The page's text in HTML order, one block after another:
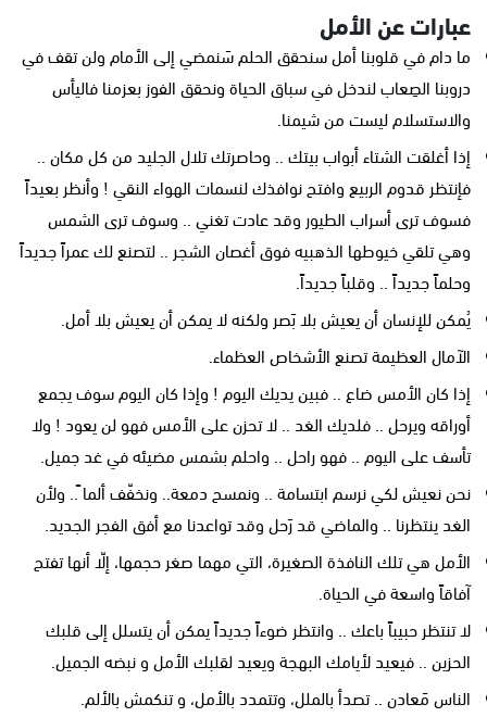
عبارات عن الأمل
ما دام في قلوبنا أمل سنحقق الحلم سَنمضي إلى الأمام ولن تقف في
دروبنا الصِعاب لندخل في سباق الحياة ونحقق الفوز بعزمنا فاليأس
والاستسلام ليست من شيمنا.
إذا أغلقت الشتاء أبواب بيتك .. وحاصرتك تلال الجليد من كل مكان ..
فإنتظر قدوم الربيع وافتح نوافذك لنسمات الهواء النقي ! وأنظر بعيداً
فسوف ترى أسراب الطيور وقد عادت تغني .. وسوف ترى الشمس
وهي تلقي خيوطها الذهبيه فوق أغصان الشجر .. لتصنع لك عمراً جديداً
وحلماً جديداً .. وقلباً جديداً.
يُمكن للإنسان أن يعيش بلا بَصر ولكنه لا يمكن أن يعيش بلا أمل.
الآمال العظيمة تصنع الأشخاص العظماء.
إذا كان الأمس ضاع .. فبين يديك اليوم ! وإذا كان اليوم سوف يجمع
أوراقه ويرحل .. فلديك الغد .. لا تحزن على الأمس فهو لن يعود ! ولا
تأسف على اليوم .. فهو راحل .. واحلم بشمس مضيئه في غد جميل.
نحن نعيش لكي نرسم ابتسامة .. ونمسح دمعة.. ونخفّف ألما ً.. ولأن
الغد ينتظرنا .. والماضي قد رَحل وقد تواعدنا مع أفق الفجر الجديد.
الأمل هي تلك النافذة الصغيرة، التي مهما صغر حجمها، إلّا أنها تفتح
آفاقاً واسعة في الحياة.
لا تنتظر حبيباً باعك .. وانتظر ضوءاً جديداً يمكن أن يتسلل إلى قلبك
الحزين .. فيعيد لأيامك البهجة ويعيد لقلبك الأمل و نبضه الجميل.
الناس مَعادن .. تصدأ بالملل، وتتمدد بالأمل، و تنكمش بالألم.